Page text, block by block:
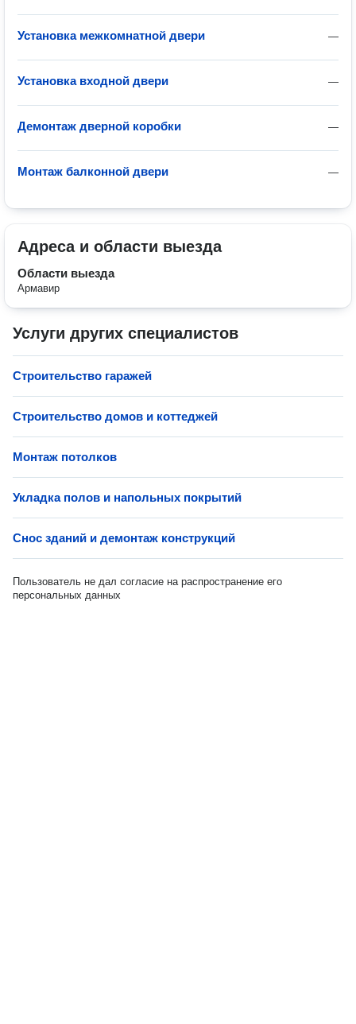
—
Установка межкомнатной двери
—
Установка входной двери
—
Демонтаж дверной коробки
—
Монтаж балконной двери
Адреса и области выезда
Области выезда
Армавир
Услуги других специалистов
Строительство гаражей
Строительство домов и коттеджей
Монтаж потолков
Укладка полов и напольных покрытий
Снос зданий и демонтаж конструкций
Пользователь не дал согласие на распространение его
персональных данных